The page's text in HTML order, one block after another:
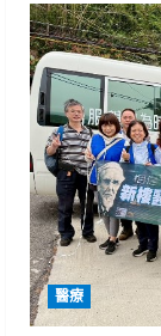
園
相
聚
傳
愛
無
距」
南
台
南
家
扶
認
養
相
見
歡
活
醫療